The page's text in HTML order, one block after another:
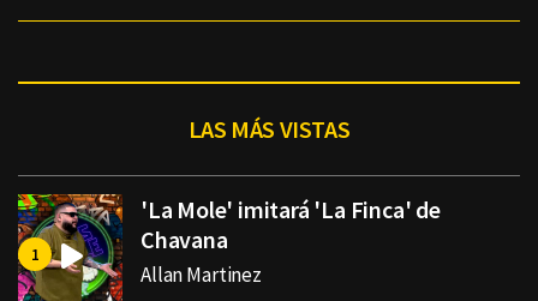
LAS MÁS VISTAS
'La Mole' imitará 'La Finca' de
Chavana
Allan Martinez